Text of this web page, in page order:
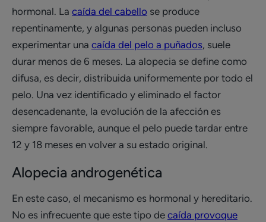
hormonal. La caída del cabello se produce
repentinamente, y algunas personas pueden incluso
experimentar una caída del pelo a puñados, suele
durar menos de 6 meses. La alopecia se define como
difusa, es decir, distribuida uniformemente por todo el
pelo. Una vez identificado y eliminado el factor
desencadenante, la evolución de la afección es
siempre favorable, aunque el pelo puede tardar entre
12 y 18 meses en volver a su estado original.
Alopecia androgenética
En este caso, el mecanismo es hormonal y hereditario.
No es infrecuente que este tipo de caída provoque